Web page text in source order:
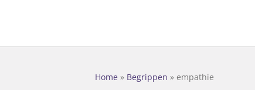
Home » Begrippen » empathie